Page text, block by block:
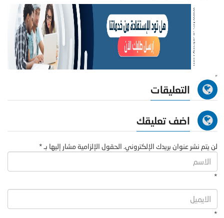
التعليقات
اضف تعليقك
لن يتم نشر عنوان بريدك الإلكتروني. الحقول الإلزامية مشار إليها بـ *
*
*